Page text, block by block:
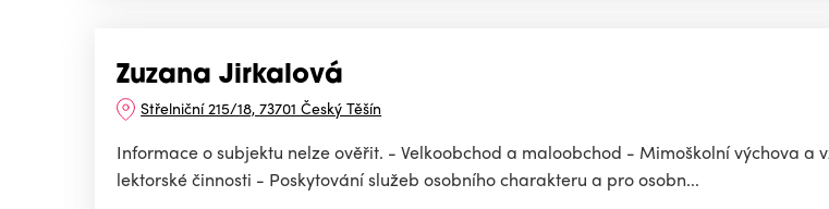
Zuzana Jirkalová
Střelniční 215/18, 73701 Český Těšín
Informace o subjektu nelze ověřit. - Velkoobchod a maloobchod - Mimoškolní výchova a
lektorské činnosti - Poskytování služeb osobního charakteru a pro osobn...